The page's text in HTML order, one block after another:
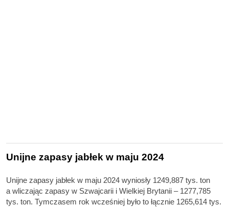
Unijne zapasy jabłek w maju 2024
Unijne zapasy jabłek w maju 2024 wyniosły 1249,887 tys. ton
a wliczając zapasy w Szwajcarii i Wielkiej Brytanii – 1277,785
tys. ton. Tymczasem rok wcześniej było to łącznie 1265,614 tys.